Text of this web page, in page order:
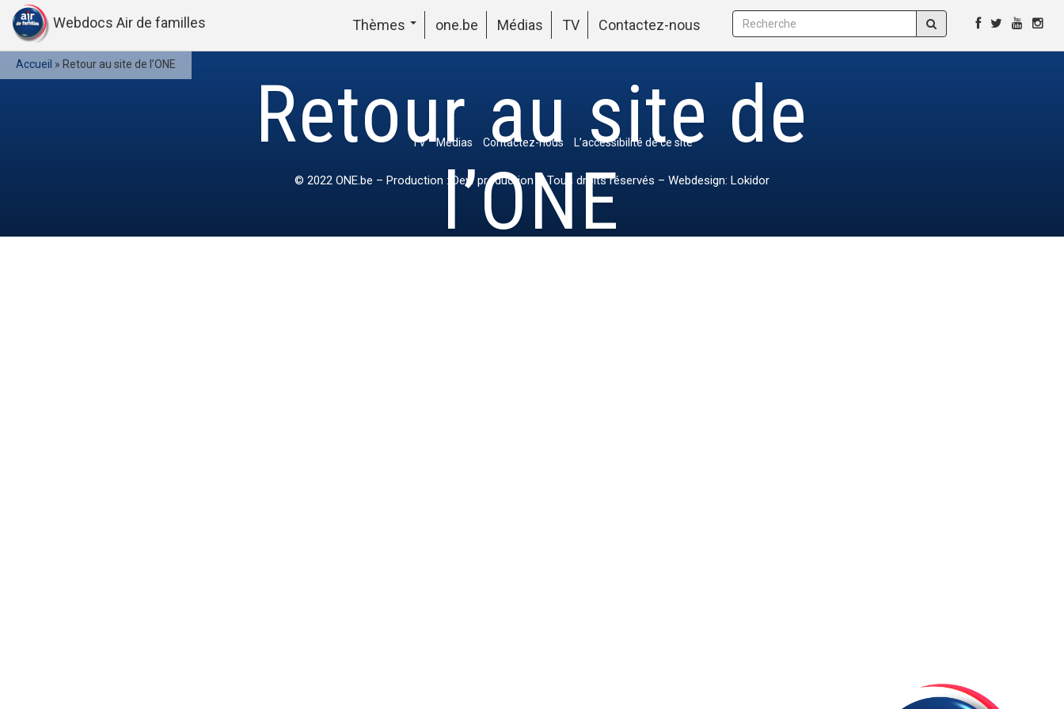
Webdocs Air de familles Thèmes one.be Médias TV Contactez-nous
Accueil » Retour au site de l’ONE
Retour au site de
l’ONE
TV Médias Contactez-nous L’accessibilité de ce site
© 2022 ONE.be – Production : Dew production – Tous droits réservés – Webdesign: Lokidor